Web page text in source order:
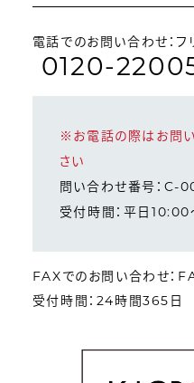
電話でのお問い合わせ：フ
0120-
※お電話の際はお問
さい
問い合わせ番号：C-
受付時間：平日
FAXでのお問い合わせ
受付時間：24時間365日